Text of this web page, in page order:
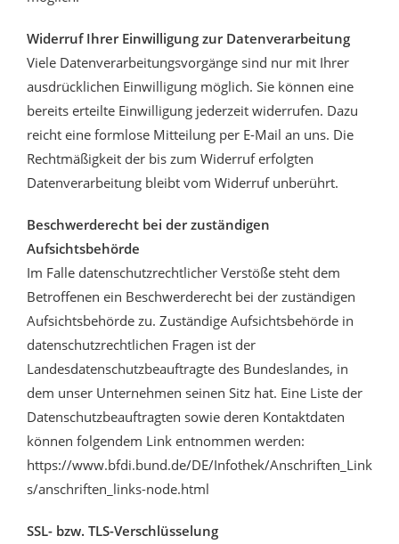
Widerruf Ihrer Einwilligung zur Datenverarbeitung
Viele Datenverarbeitungsvorgänge sind nur mit Ihrer
ausdrücklichen Einwilligung möglich. Sie können eine
bereits erteilte Einwilligung jederzeit widerrufen. Dazu
reicht eine formlose Mitteilung per E-Mail an uns. Die
Rechtmäßigkeit der bis zum Widerruf erfolgten
Datenverarbeitung bleibt vom Widerruf unberührt.
Beschwerderecht bei der zuständigen
Aufsichtsbehörde
Im Falle datenschutzrechtlicher Verstöße steht dem
Betroffenen ein Beschwerderecht bei der zuständigen
Aufsichtsbehörde zu. Zuständige Aufsichtsbehörde in
datenschutzrechtlichen Fragen ist der
Landesdatenschutzbeauftragte des Bundeslandes, in
dem unser Unternehmen seinen Sitz hat. Eine Liste der
Datenschutzbeauftragten sowie deren Kontaktdaten
können folgendem Link entnommen werden:
https://www.bfdi.bund.de/DE/Infothek/Anschriften_Link
s/anschriften_links-node.html
SSL- bzw. TLS-Verschlüsselung